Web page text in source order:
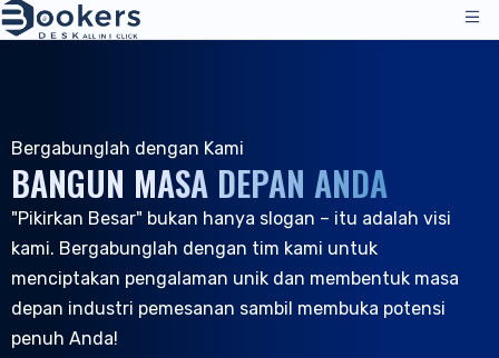
Operasi Manajemen
Manajer Saluran
Saluran Distribusi
Harga
Dukungan Teknis
Solusi
Akomodasi
Hotel
Hostel
Ulasan
Sumber Daya
Perusahaan
Bergabunglah dengan Kami
BANGUN MASA DEPAN ANDA
"Pikirkan Besar" bukan hanya slogan – itu adalah visi
kami. Bergabunglah dengan tim kami untuk
menciptakan pengalaman unik dan membentuk masa
depan industri pemesanan sambil membuka potensi
penuh Anda!